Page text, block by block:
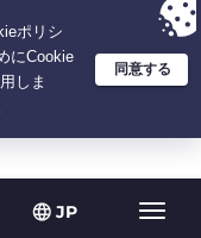
JP
ト
2.19 /月の 大特価